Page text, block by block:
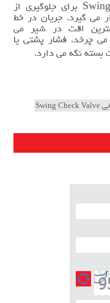
شیر یکطرفه لولایی یا Swing Check Valve برای جلوگیری از
می گیرد. جریان در خط
اقت در شیر می
چرخد. فشار پشتی یا